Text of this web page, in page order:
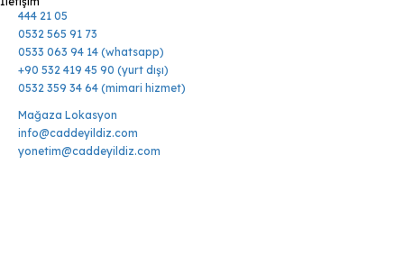
444 21 05
0532 565 91 73
0533 063 94 14 (whatsapp)
+90 532 419 45 90 (yurt dışı)
0532 359 34 64 (mimari hizmet)
Mağaza Lokasyon
info@caddeyildiz.com
yonetim@caddeyildiz.com